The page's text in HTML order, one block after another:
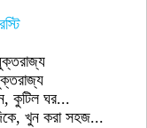
কুটিল ঘর...
খুন করা সহজ...